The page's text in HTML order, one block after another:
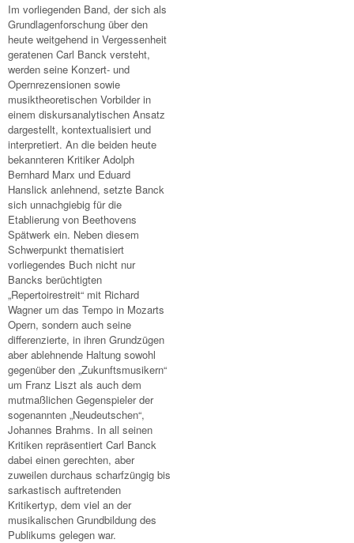
Im vorliegenden Band, der sich als
Grundlagenforschung über den
heute weitgehend in Vergessenheit
geratenen Carl Banck versteht,
werden seine Konzert- und
Opernrezensionen sowie
musiktheoretischen Vorbilder in
einem diskursanalytischen Ansatz
dargestellt, kontextualisiert und
interpretiert. An die beiden heute
bekannteren Kritiker Adolph
Bernhard Marx und Eduard
Hanslick anlehnend, setzte Banck
sich unnachgiebig für die
Etablierung von Beethovens
Spätwerk ein. Neben diesem
Schwerpunkt thematisiert
vorliegendes Buch nicht nur
Bancks berüchtigten
„Repertoirestreit“ mit Richard
Wagner um das Tempo in Mozarts
Opern, sondern auch seine
differenzierte, in ihren Grundzügen
aber ablehnende Haltung sowohl
gegenüber den „Zukunftsmusikern“
um Franz Liszt als auch dem
mutmaßlichen Gegenspieler der
sogenannten „Neudeutschen“,
Johannes Brahms. In all seinen
Kritiken repräsentiert Carl Banck
dabei einen gerechten, aber
zuweilen durchaus scharfzüngig bis
sarkastisch auftretenden
Kritikertyp, dem viel an der
musikalischen Grundbildung des
Publikums gelegen war.